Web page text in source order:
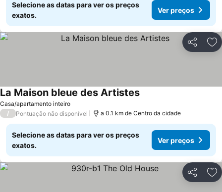
Selecione as datas para ver os preços
exatos.
Ver preços
Partilhar
Casa/apartamento inteiro
La Maison bleue des Artistes
/ Pontuação não disponível a 0.1 km de Centro da cidade
Selecione as datas para ver os preços
exatos.
Ver preços
Partilhar